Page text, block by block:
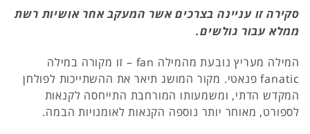
סקירה זו עניינה בצרכים אשר המעקב אחר אושיות רשת
ממלא עבור גולשים.
המילה מעריץ נובעת מהמילה fan – זו מקורה במילה
fanatic פנאטי. מקור המושג תיאר את ההשתייכות לפולחן
המקדש הדתי, ומשמעותו המורחבת התייחסה לקנאות
לספורט, מאוחר יותר נוספה הקנאות לאומנויות הבמה.